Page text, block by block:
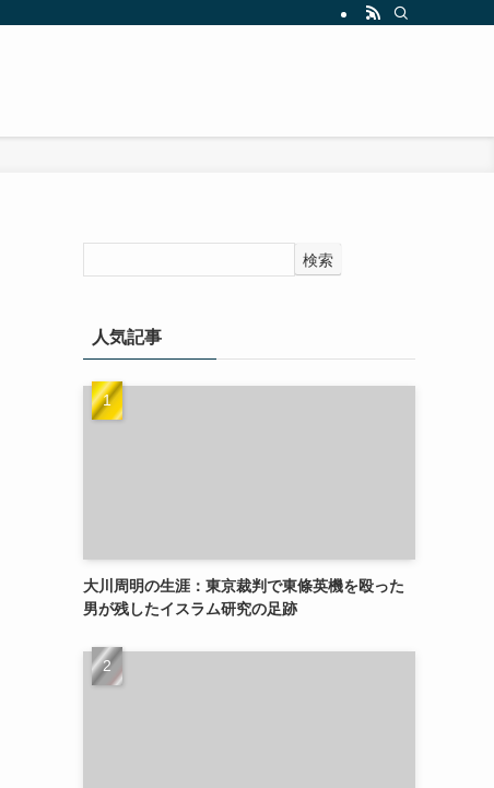
検索
人気記事
大川周明の生涯：東京裁判で東條英機を殴った
男が残したイスラム研究の足跡